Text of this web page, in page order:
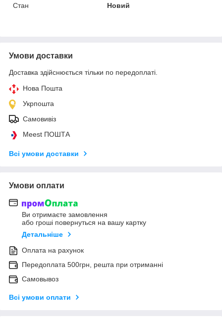
Стан
Новий
Умови доставки
Доставка здійснюється тільки по передоплаті.
Нова Пошта
Укрпошта
Самовивіз
Meest ПОШТА
Всі умови доставки
Умови оплати
Ви отримаєте замовлення
або гроші повернуться на вашу картку
Детальніше
Оплата на рахунок
Передоплата 500грн, решта при отриманні
Самовывоз
Всі умови оплати